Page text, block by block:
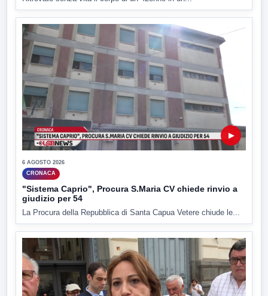
▶
6 AGOSTO 2026
CRONACA
"Sistema Caprio", Procura S.Maria CV chiede rinvio a
giudizio per 54
La Procura della Repubblica di Santa Capua Vetere chiude le...